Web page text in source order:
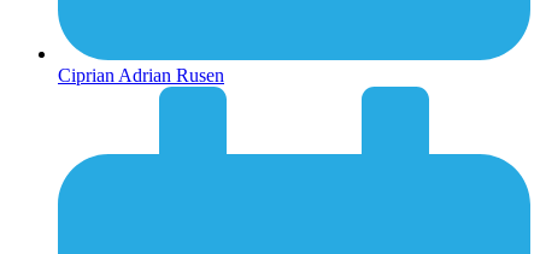
Ciprian Adrian Rusen